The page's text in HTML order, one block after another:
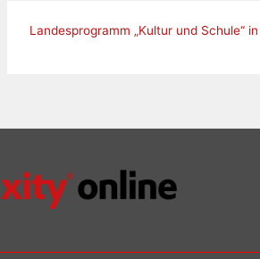
Landesprogramm „Kultur und Schule“